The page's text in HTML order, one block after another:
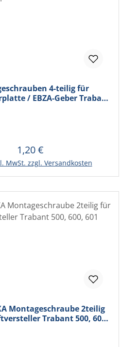
4-teilig für
/ EBZA-Geber Trabant
Regulärer Preis:
1,20 €
MwSt. zzgl. Versandkosten
den Warenkorb
Montageschraube 2teilig
Trabant 500, 600,